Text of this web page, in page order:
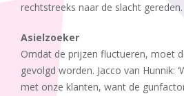
rechtstreeks naar de slacht gereden.
Asielzoeker
Omdat de prijzen fluctueren, moet
gevolgd worden. Jacco van Hunnik:
met onze klanten, want de